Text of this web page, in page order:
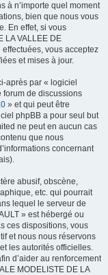
à n’importe quel moment
bien que nous vous
En effet, si vous
LA VALLEE DE
vous acceptez
et mises à jour.
après par « logiciel
forum de discussions
» et qui peut être
phpBB a pour seul but
ne peut en aucun cas
que nous
concernant
abusif, obscène,
etc. qui pourrait
lequel le serveur de
» est hébergé ou
ces dispositions, vous
et nous nous réservons
les autorités officielles.
d’aider au renforcement
MODELISTE DE LA